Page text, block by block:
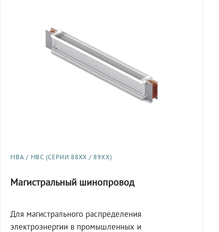
МВА / МВС (СЕРИИ 88XX / 89XX)
Магистральный шинопровод
Для магистрального распределения
электроэнергии в промышленных и